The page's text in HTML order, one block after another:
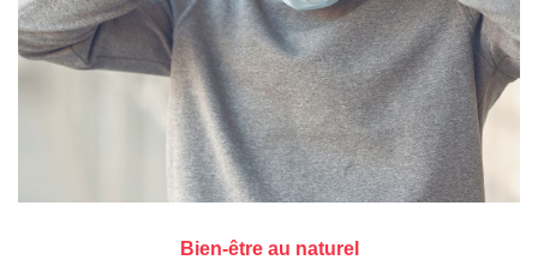
Bien-être au naturel